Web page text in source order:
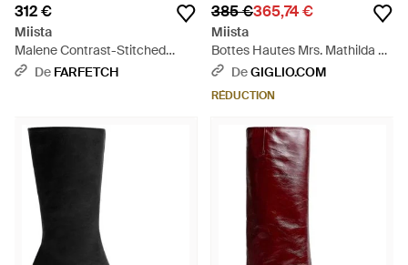
312 €
Miista
Malene Contrast-Stitched
Boots - Noir
De FARFETCH
385 €365,74 €
Miista
Bottes Hautes Mrs. Mathilda En
Cuir Lisse Avec Lacets Et Bout
Rond - Bleu
DeGIGLIO.COM
RÉDUCTION